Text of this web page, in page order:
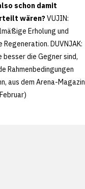
schon damit
wären?VUJIN:
Erholung und
DUVNJAK:
besser die Gegner sind,
Rahmenbedingungen
aus dem Arena-Magazin